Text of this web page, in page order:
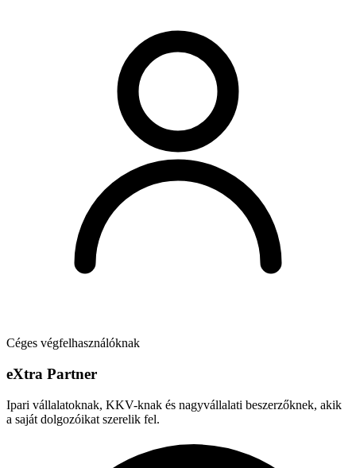
Céges végfelhasználóknak
eXtra Partner
Ipari vállalatoknak, KKV-knak és nagyvállalati beszerzőknek, akik
a saját dolgozóikat szerelik fel.